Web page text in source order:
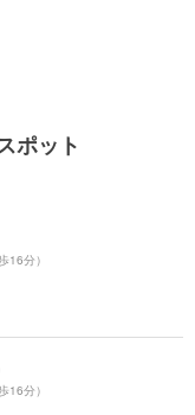
ポット
16分）
16分）